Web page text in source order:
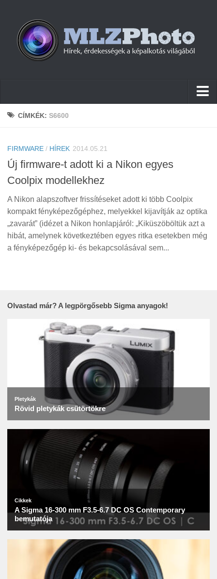
Hírek
Cikkek
Szoftver
Firmware
Tudástár
Tanácsok
Érdekességek
CÍMKÉK: S6600
FIRMWARE / HÍREK 2014.05.21
Új firmware-t adott ki a Nikon egyes
Coolpix modellekhez
A Nikon alapszoftver frissítéseket adott ki több Coolpix
kompakt fényképezőgéphez, melyekkel kijavítják az optika
„zavarát” (idézet a Nikon honlapjáról: „Kiküszöböltük azt a
hibát, amelynek következtében egyes ritka esetekben még
a fényképezőgép ki- és bekapcsolásával sem...
Olvastad már? A legpörgősebb Sigma anyagok!